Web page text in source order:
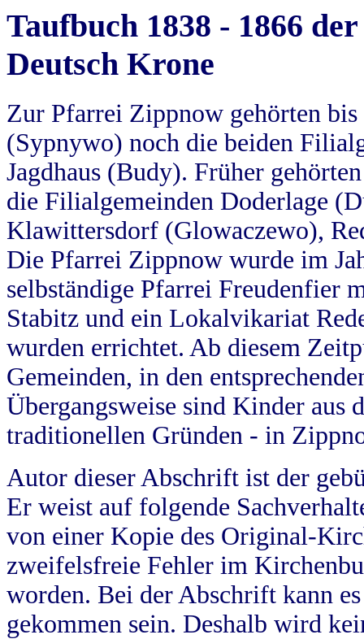
Taufbuch 1838 - 1866
Deutsch Krone
Zur Pfarrei Zippnow gehörten
(Sypnywo) noch die beiden
Jagdhaus (Budy). Früher
die Filialgemeinden Doderlage
Klawittersdorf (Glowaczewo),
Die Pfarrei Zippnow wurde im
selbständige Pfarrei Freudenfier
Stabitz und ein Lokalvikariat
wurden errichtet. Ab diesem
Gemeinden, in den
Übergangsweise sind Kinder aus
traditionellen Gründen - in
Autor dieser Abschrift ist der
Er weist auf folgende
von einer Kopie des Original-
zweifelsfreie Fehler im
worden. Bei der Abschrift kann
gekommen sein. Deshalb wird